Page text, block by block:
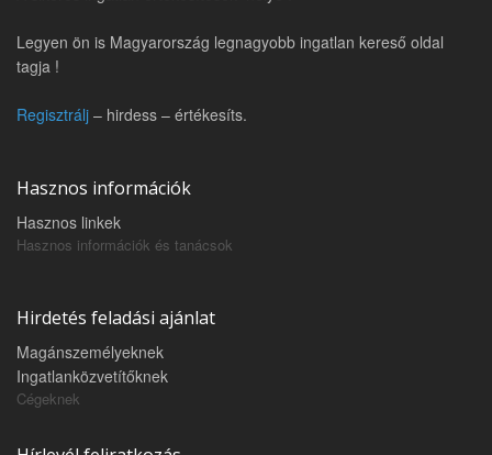
Legyen ön is Magyarország legnagyobb ingatlan kereső oldal
tagja !
Regisztrálj – hirdess – értékesíts.
Hasznos információk
Hasznos linkek
Hasznos információk és tanácsok
Hirdetés feladási ajánlat
Magánszemélyeknek
Ingatlanközvetítőknek
Cégeknek